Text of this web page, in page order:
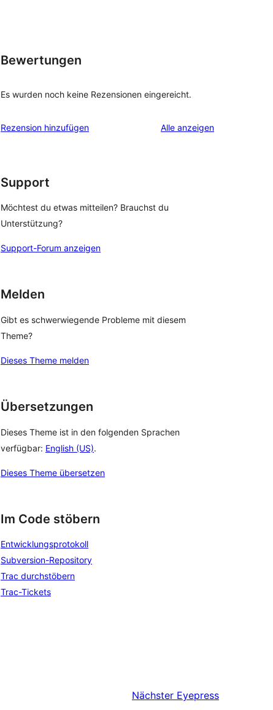
Bewertungen
Es wurden noch keine Rezensionen eingereicht.
Rezension hinzufügen Alle Rezensionen
anzeigen
Support
Möchtest du etwas mitteilen? Brauchst du
Unterstützung?
Support-Forum anzeigen
Melden
Gibt es schwerwiegende Probleme mit diesem
Theme?
Dieses Theme melden
Übersetzungen
Dieses Theme ist in den folgenden Sprachen
verfügbar: English (US).
Dieses Theme übersetzen
Im Code stöbern
Entwicklungsprotokoll
Subversion-Repository
Trac durchstöbern
Trac-Tickets
Nächster Eyepress